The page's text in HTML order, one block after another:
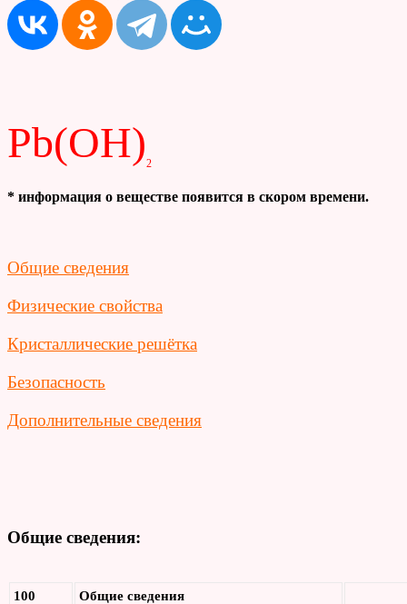
Pb(OH)2
* информация о веществе появится в скором времени.
Общие сведения
Физические свойства
Кристаллические решётка
Безопасность
Дополнительные сведения
Общие сведения:
100 Общие сведения